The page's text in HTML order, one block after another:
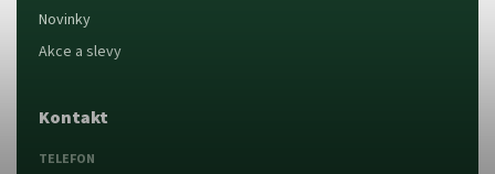
Novinky
Akce a slevy
Kontakt
TELEFON